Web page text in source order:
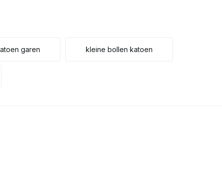
garen kleine bollen katoen